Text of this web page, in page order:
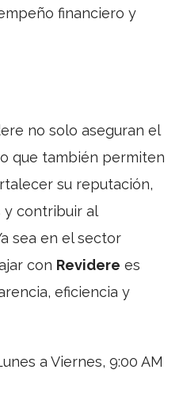
financiero y
no solo aseguran el
que también permiten
su reputación,
y contribuir al
sea en el sector
con Revidere es
eficiencia y
a Viernes, 9:00 AM